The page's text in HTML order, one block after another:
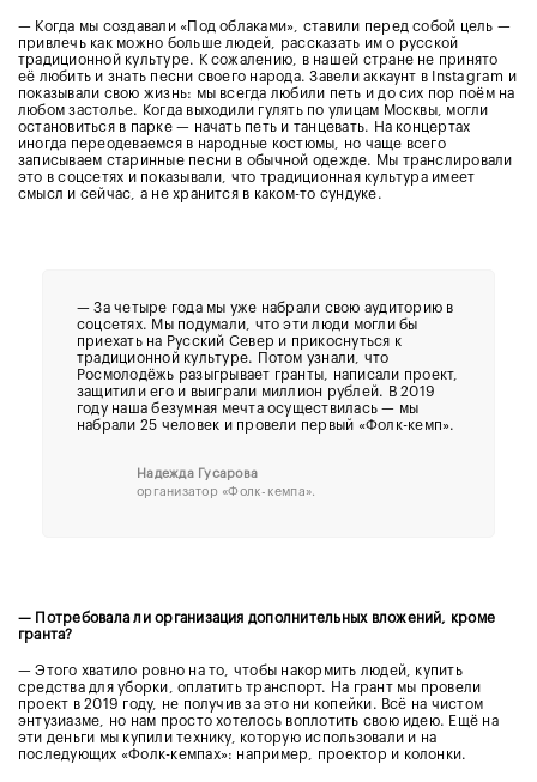
— Когда мы создавали «Под облаками», ставили перед собой цель —
привлечь как можно больше людей, рассказать им о русской
традиционной культуре. К сожалению, в нашей стране не принято
её любить и знать песни своего народа.Завели аккаунт в Instagram и
показывали свою жизнь: мы всегда любили петь и до сих пор поём на
любом застолье. Когда выходили гулять по улицам Москвы, могли
остановиться в парке — начать петь и танцевать. На концертах
иногда переодеваемся в народные костюмы, но чаще всего
записываем старинные песни в обычной одежде. Мы транслировали
это в соцсетях и показывали, что традиционная культура имеет
смысл и сейчас, а не хранится в каком-то сундуке.
— За четыре года мы уже набрали свою аудиторию в
соцсетях. Мы подумали, что эти люди могли бы
приехать на Русский Север и прикоснуться к
традиционной культуре. Потом узнали, что
Росмолодёжь разыгрывает гранты, написали проект,
защитили его и выиграли миллион рублей. В 2019
году наша безумная мечта осуществилась — мы
набрали 25 человек и провели первый «Фолк-кемп».
Надежда Гусарова
организатор «Фолк-кемпа».
— Потребовала ли организация дополнительных вложений, кроме
гранта?
— Этого хватило ровно на то, чтобы накормить людей, купить
средства для уборки, оплатить транспорт. На грант мы провели
проект в 2019 году, не получив за это ни копейки. Всё на чистом
энтузиазме, но нам просто хотелось воплотить свою идею. Ещё на
эти деньги мы купили технику, которую использовали и на
последующих «Фолк-кемпах»: например, проектор и колонки.